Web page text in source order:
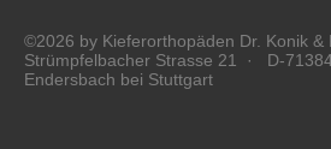
©2026 by Kieferorthopäden Dr. Konik &
Strümpfelbacher Strasse 21 · D-
Endersbach bei Stuttgart